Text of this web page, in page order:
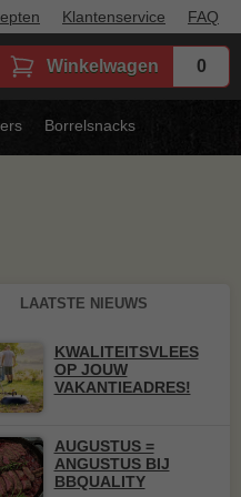
Klantenservice FAQ
Winkelwagen 0
Borrelsnacks
LAATSTE NIEUWS
KWALITEITSVLEES
OP JOUW
VAKANTIEADRES!
AUGUSTUS =
ANGUSTUS BIJ
BBQUALITY